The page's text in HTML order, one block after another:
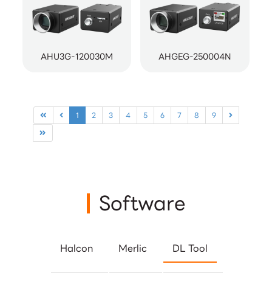
AHU3G-120030M AHGEG-250004N
1 2 3 4 5 6 7 8 9
Software
Halcon Merlic DL Tool